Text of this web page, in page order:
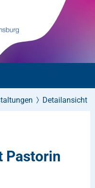
Detailansicht
Pastorin